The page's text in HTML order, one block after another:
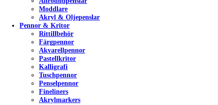
Moddlare
Akryl & Oljepenslar
Pennor & Kritor
Rittillbehör
Färgpennor
Akvarellpennor
Pastellkritor
Kalligrafi
Tuschpennor
Penselpennor
Fineliners
Akrylmarkers